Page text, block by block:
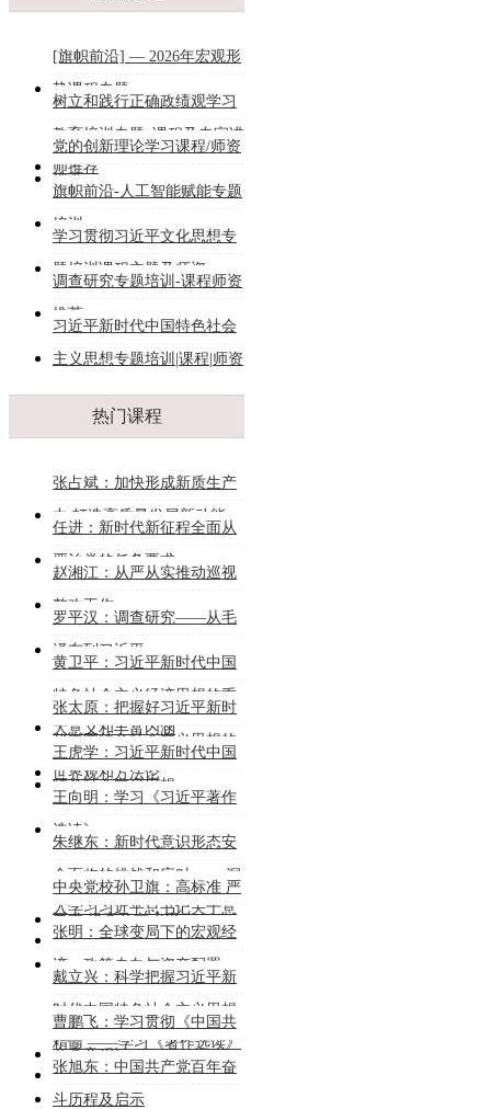
[旗帜前沿] — 2026年宏观形
势课程专题
树立和践行正确政绩观学习
教育培训专题_课程及专家讲
师推荐
党的创新理论学习课程/师资
推荐
旗帜前沿-人工智能赋能专题
培训
学习贯彻习近平文化思想专
题培训课程主题及师资
调查研究专题培训-课程师资
推荐
习近平新时代中国特色社会
主义思想专题培训|课程|师资
热门课程
张占斌：加快形成新质生产
力 打造高质量发展新动能
任进：新时代新征程全面从
严治党的任务要求
赵湘江：从严从实推动巡视
整改工作
罗平汉：调查研究——从毛
泽东到习近平
黄卫平：习近平新时代中国
特色社会主义经济思想的重
大意义和丰富内涵
张太原：把握好习近平新时
代中国特色社会主义思想的
世界观和方法论
王虎学：习近平新时代中国
特色社会主义思想
王向明：学习《习近平著作
选读》
朱继东：新时代意识形态安
全面临的挑战和应对 ——深
入学习习近平总书记关于意
识形态工作的重要论述
中央党校孙卫旗：高标准 严
要求 提高公文水平
张明：全球变局下的宏观经
济、政策走向与资产配置
戴立兴：科学把握习近平新
时代中国特色社会主义思想
精髓 ——学习《著作选读》
《专题摘编》的体会
曹鹏飞：学习贯彻《中国共
产党章程》
张旭东：中国共产党百年奋
斗历程及启示